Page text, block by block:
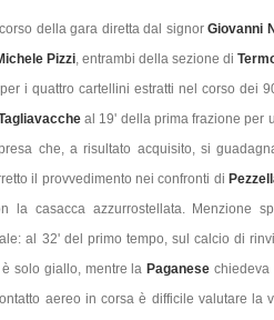
della gara diretta dal signorGiovanni
Pizzi, entrambi della sezione di
i quattro cartellini estratti nel corso dei
al 19' della prima frazione per
che, a risultato acquisito, si
il provvedimento nei confronti di
la casacca azzurrostellata. Menzione
al 32' del primo tempo, sul calcio di
è solo giallo, mentre la Paganese chiedeva
aereo in corsa è difficile valutare la